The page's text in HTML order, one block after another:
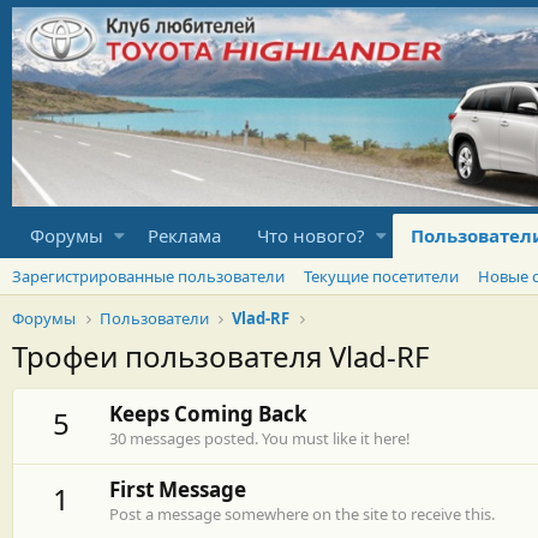
Форумы Реклама Что нового?
Зарегистрированные пользователи Текущие посетители Новые
Форумы
Пользователи Vlad-RF
Трофеи пользователя Vlad-RF
5
Keeps Coming Back
30 messages posted. You must like it here!
1 First Message
Post a message somewhere on the site to receive this.